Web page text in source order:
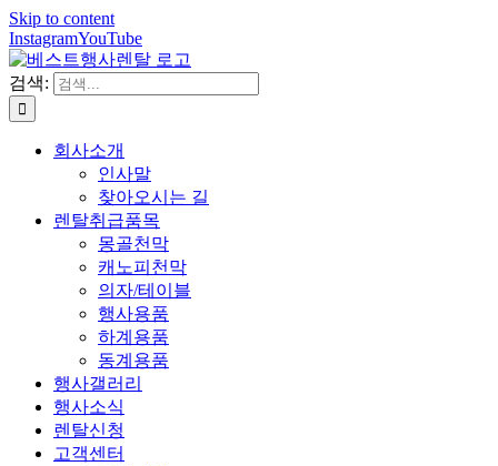
Skip to content
InstagramYouTube
검색:
회사소개
인사말
찾아오시는 길
렌탈취급품목
몽골천막
캐노피천막
의자/테이블
행사용품
하계용품
동계용품
행사갤러리
행사소식
렌탈신청
고객센터